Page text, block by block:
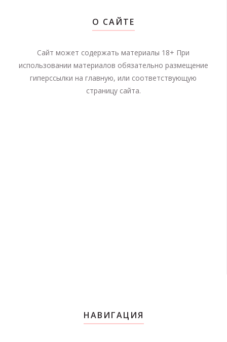
О САЙТЕ
Сайт может содержать материалы 18+ При
использовании материалов обязательно размещение
гиперссылки на главную, или соответствующую
страницу сайта.
НАВИГАЦИЯ